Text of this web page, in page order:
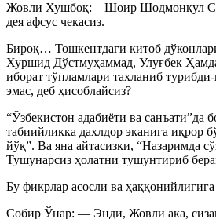
Жовли Хушбоқ: – Шоир Шодмонқул
дея афсус чекасиз.
Бироқ… Тошкентдаги китоб
Хуршид Дўстмуҳаммад, Улуғбек
иборат тўпламлари тахланиб
эмас, деб ҳисоблайсиз?
“Ўзбекистон адабиёти ва санъати”да
табиийликка дахлдор эканига иқрор
йўқ”. Ва яна айтасизки, “Назаримда
Тушунарсиз ҳолатни тушунтириб
Бу фикрлар асосли ва
Собир Ўнар: — Энди, Жовли ака,